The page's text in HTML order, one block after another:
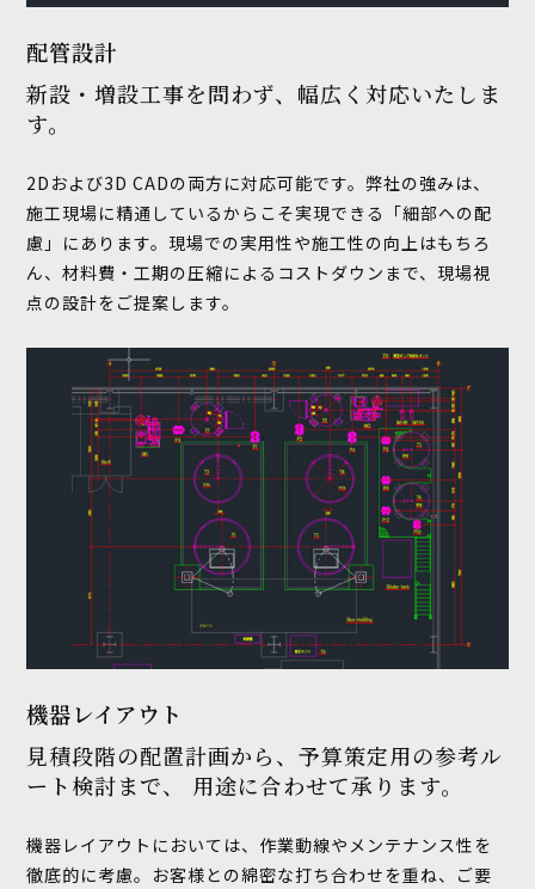
配管設計
新設・増設工事を問わず、幅広く対応いたしま
す。
2Dおよび3D CADの両方に対応可能です。弊社の強みは、
施工現場に精通しているからこそ実現できる「細部への配
慮」にあります。現場での実用性や施工性の向上はもちろ
ん、材料費・工期の圧縮によるコストダウンまで、現場視
点の設計をご提案します。
機器レイアウト
見積段階の配置計画から、予算策定用の参考ル
ート検討まで、 用途に合わせて承ります。
機器レイアウトにおいては、作業動線やメンテナンス性を
徹底的に考慮。お客様との綿密な打ち合わせを重ね、ご要